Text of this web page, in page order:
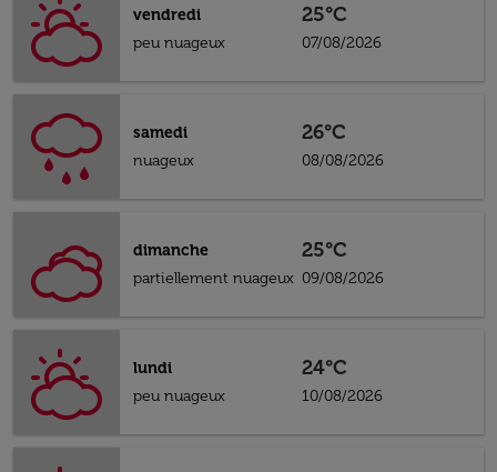
vendredi
peu nuageux
25°C
07/08/2026
samedi
nuageux
26°C
08/08/2026
dimanche
partiellement nuageux
25°C
09/08/2026
lundi
peu nuageux
24°C
10/08/2026